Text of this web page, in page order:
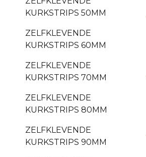
KURKSTRIPS 50MM
ZELFKLEVENDE
KURKSTRIPS 60MM
ZELFKLEVENDE
KURKSTRIPS 70MM
ZELFKLEVENDE
KURKSTRIPS 80MM
ZELFKLEVENDE
KURKSTRIPS 90MM